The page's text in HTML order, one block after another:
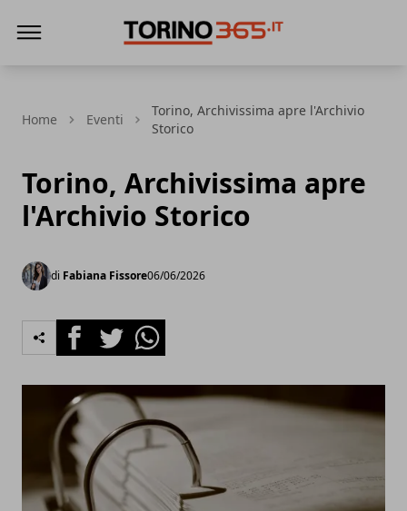
Home Eventi
Torino, Archivissima apre l'Archivio
Storico
Torino, Archivissima apre
l'Archivio Storico
di Fabiana Fissore06/06/2026
FacebookTwitterWhatsapp